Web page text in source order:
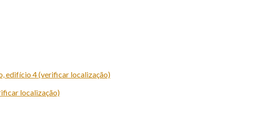
edifício 4 (verificar localização)
localização)